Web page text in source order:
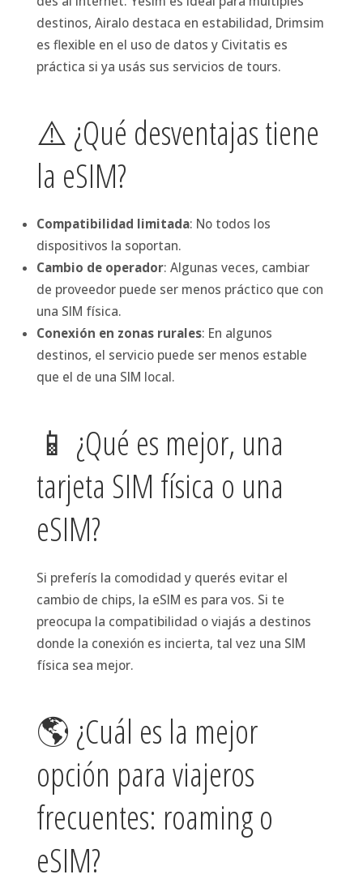
destinos, Airalo destaca en estabilidad, Drimsim
es flexible en el uso de datos y Civitatis es
práctica si ya usás sus servicios de tours.
⚠️ ¿Qué desventajas tiene
la eSIM?
Compatibilidad limitada: No todos los
dispositivos la soportan.
Cambio de operador: Algunas veces, cambiar
de proveedor puede ser menos práctico que con
una SIM física.
Conexión en zonas rurales: En algunos
destinos, el servicio puede ser menos estable
que el de una SIM local.
📱 ¿Qué es mejor, una
tarjeta SIM física o una
eSIM?
Si preferís la comodidad y querés evitar el
cambio de chips, la eSIM es para vos. Si te
preocupa la compatibilidad o viajás a destinos
donde la conexión es incierta, tal vez una SIM
física sea mejor.
🌎 ¿Cuál es la mejor
opción para viajeros
frecuentes: roaming o
eSIM?